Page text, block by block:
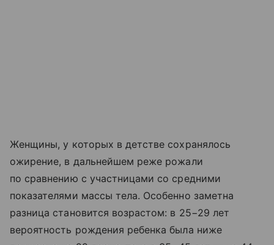
Женщины, у которых в детстве сохранялось
ожирение, в дальнейшем реже рожали
по сравнению с участницами со средними
показателями массы тела. Особенно заметна
разница становится возрастом: в 25−29 лет
вероятность рождения ребенка была ниже